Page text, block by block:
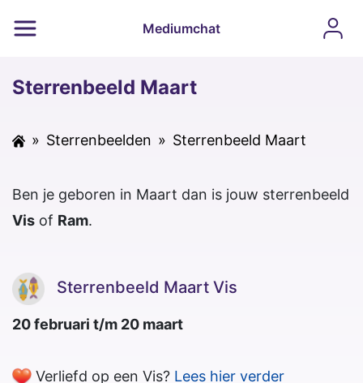
Mediumchat
Sterrenbeeld Maart
» Sterrenbeelden » Sterrenbeeld Maart
Ben je geboren in Maart dan is jouw sterrenbeeld
Vis of Ram.
Sterrenbeeld Maart Vis
20 februari t/m 20 maart
Verliefd op een Vis? Lees hier verder